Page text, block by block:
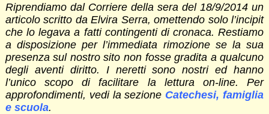
Riprendiamo dal Corriere della sera del 18/9/2014 un
articolo scritto da Elvira Serra, omettendo solo l’incipit
che lo legava a fatti contingenti di cronaca. Restiamo
a disposizione per l’immediata rimozione se la sua
presenza sul nostro sito non fosse gradita a qualcuno
degli aventi diritto. I neretti sono nostri ed hanno
l’unico scopo di facilitare la lettura on-line. Per
approfondimenti, vedi la sezione Catechesi, famiglia
e scuola.